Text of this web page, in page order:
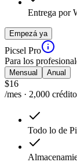
Entrega por
Empezá ya
Picsel Pro
Para los
Mensual Anual
$16
/mes · 2,000
Todo lo de